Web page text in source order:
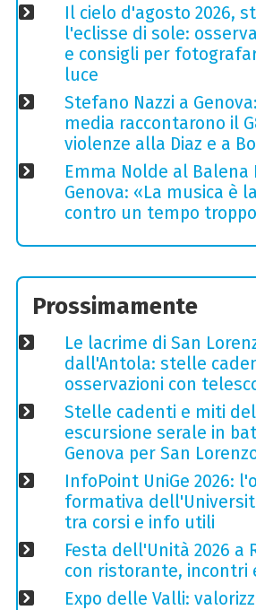
Il cielo d'agosto 2026,
l'eclisse di sole:
e consigli per
luce
Stefano Nazzi a
media raccontarono il
violenze alla Diaz e a
Emma Nolde al Balena
Genova: «La musica è
contro un tempo
Prossimamente
Le lacrime di San
dall'Antola: stelle
osservazioni con
Stelle cadenti e miti
escursione serale in
Genova per San
InfoPoint UniGe 2026:
formativa
tra corsi e info utili
Festa dell'Unità 2026 a
con ristorante, incontri
Expo delle Valli: